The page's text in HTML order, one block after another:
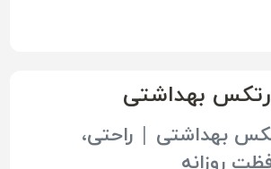
بهداشتی
بهداشتی | راحتی،
روزانه